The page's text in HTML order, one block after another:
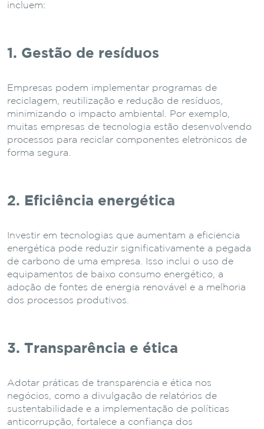
incluem:
1. Gestão de resíduos
Empresas podem implementar programas de
reciclagem, reutilização e redução de resíduos,
minimizando o impacto ambiental. Por exemplo,
muitas empresas de tecnologia estão desenvolvendo
processos para reciclar componentes eletrônicos de
forma segura.
2. Eficiência energética
Investir em tecnologias que aumentam a eficiência
energética pode reduzir significativamente a pegada
de carbono de uma empresa. Isso inclui o uso de
equipamentos de baixo consumo energético, a
adoção de fontes de energia renovável e a melhoria
dos processos produtivos.
3. Transparência e ética
Adotar práticas de transparência e ética nos
negócios, como a divulgação de relatórios de
sustentabilidade e a implementação de políticas
anticorrupção, fortalece a confiança dos